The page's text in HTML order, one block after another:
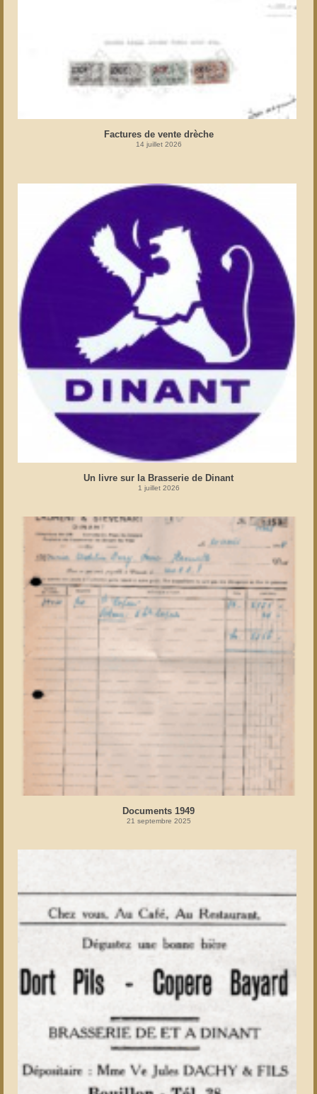
Factures de vente drèche
14 juillet 2026
Un livre sur la Brasserie de Dinant
1 juillet 2026
Documents 1949
21 septembre 2025